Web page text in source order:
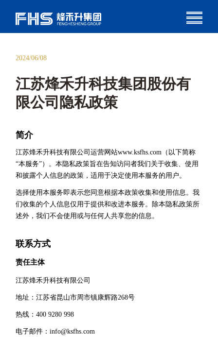
2024/06/08
江苏烽禾升科技集团股份有
限公司隐私政策
简介
江苏烽禾升科技有限公司运营网站www.ksfhs.com（以下简称
“本服务”）。本隐私政策旨在告知访问者我们关于收集、使用
和披露个人信息的政策，适用于决定使用本服务的用户。
选择使用本服务即表示您同意根据本政策收集和使用信息。我
们收集的个人信息仅用于提供和改进本服务。除本隐私政策所
述外，我们不会使用或与任何人共享您的信息。
联系方式
责任主体
江苏烽禾升科技有限公司
地址：江苏省昆山市周市镇康辉路268号
热线：400 9280 998
电子邮件：info@ksfhs.com